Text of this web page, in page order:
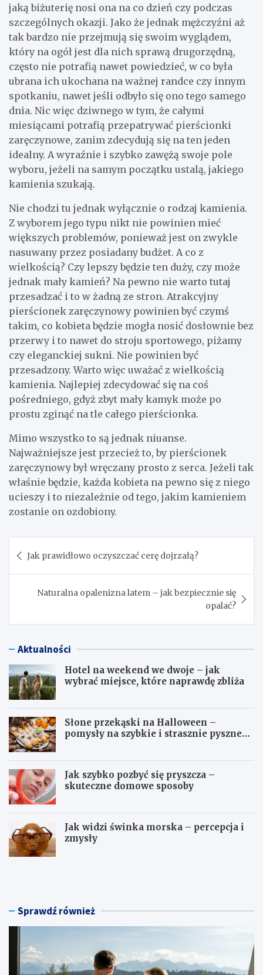
jaką biżuterię nosi ona na co dzień czy podczas
szczególnych okazji. Jako że jednak mężczyźni aż
tak bardzo nie przejmują się swoim wyglądem,
który na ogół jest dla nich sprawą drugorzędną,
często nie potrafią nawet powiedzieć, w co była
ubrana ich ukochana na ważnej randce czy innym
spotkaniu, nawet jeśli odbyło się ono tego samego
dnia. Nic więc dziwnego w tym, że całymi
miesiącami potrafią przepatrywać pierścionki
zaręczynowe, zanim zdecydują się na ten jeden
idealny. A wyraźnie i szybko zawężą swoje pole
wyboru, jeżeli na samym początku ustalą, jakiego
kamienia szukają.
Nie chodzi tu jednak wyłącznie o rodzaj kamienia.
Z wyborem jego typu nikt nie powinien mieć
większych problemów, ponieważ jest on zwykle
nasuwany przez posiadany budżet. A co z
wielkością? Czy lepszy będzie ten duży, czy może
jednak mały kamień? Na pewno nie warto tutaj
przesadzać i to w żadną ze stron. Atrakcyjny
pierścionek zaręczynowy powinien być czymś
takim, co kobieta będzie mogła nosić dosłownie bez
przerwy i to nawet do stroju sportowego, piżamy
czy eleganckiej sukni. Nie powinien być
przesadzony. Warto więc uważać z wielkością
kamienia. Najlepiej zdecydować się na coś
pośredniego, gdyż zbyt mały kamyk może po
prostu zginąć na tle całego pierścionka.
Mimo wszystko to są jednak niuanse.
Najważniejsze jest przecież to, by pierścionek
zaręczynowy był wręczany prosto z serca. Jeżeli tak
właśnie będzie, każda kobieta na pewno się z niego
ucieszy i to niezależnie od tego, jakim kamieniem
zostanie on ozdobiony.
wpisu
Jak prawidłowo oczyszczać cerę dojrzałą?
Naturalna opalenizna latem – jak bezpiecznie się
opalać?
Aktualności
Hotel na weekend we dwoje – jak
wybrać miejsce, które naprawdę zbliża
Słone przekąski na Halloween –
pomysły na szybkie i strasznie pyszne
Jak szybko pozbyć się pryszcza –
skuteczne domowe sposoby
Jak widzi świnka morska – percepcja i
zmysły
H
n
S
p Sprawdź również